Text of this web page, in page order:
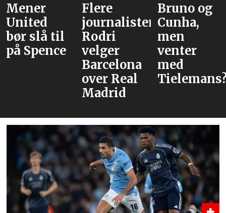
Flere
journalister:
Rodri
velger
Bruno og
Cunha,
men
venter
med
Tielemans?
Hva er